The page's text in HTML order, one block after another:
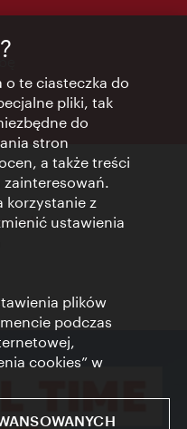
o te ciasteczka do
pliki, tak
do
stron
a także treści
korzystanie z
ustawienia
plików
podczas
cookies” w